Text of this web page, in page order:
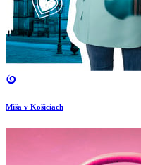
Miša v Košiciach